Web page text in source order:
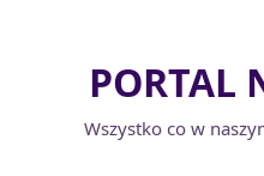
PORTAL
Wszystko co w